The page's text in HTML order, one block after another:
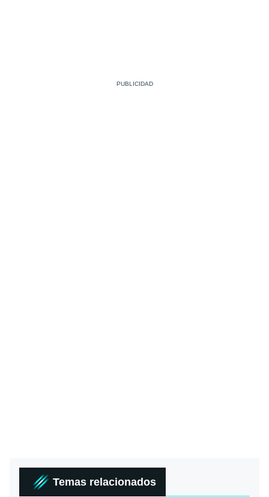
Temas relacionados